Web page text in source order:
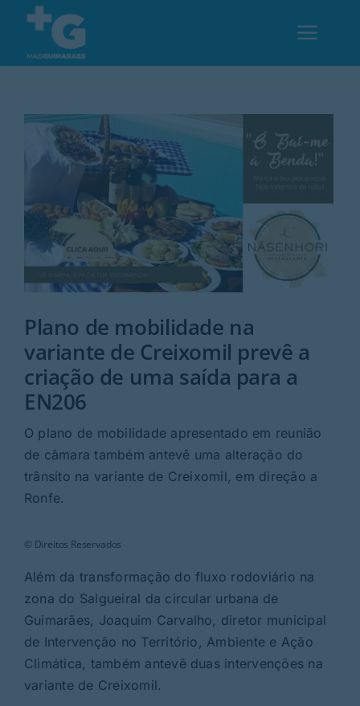
content
Desporto
Rubricas
Revista
Plano de mobilidade na
variante de Creixomil prevê a
criação de uma saída para a
EN206
O plano de mobilidade apresentado em reunião
de câmara também antevê uma alteração do
trânsito na variante de Creixomil, em direção a
Ronfe.
© Direitos Reservados
Além da transformação do fluxo rodoviário na
zona do Salgueiral da circular urbana de
Guimarães, Joaquim Carvalho, diretor municipal
de Intervenção no Território, Ambiente e Ação
Climática, também antevê duas intervenções na
variante de Creixomil.